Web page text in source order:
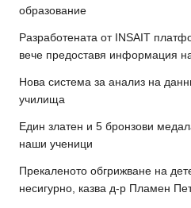
образование
Разработената от INSAIT
вече предоставя информация
Нова система за анализ на
училища
Един златен и 5 бронзови
наши ученици
Прекаленото обгрижване на
несигурно, казва д-р Пламен